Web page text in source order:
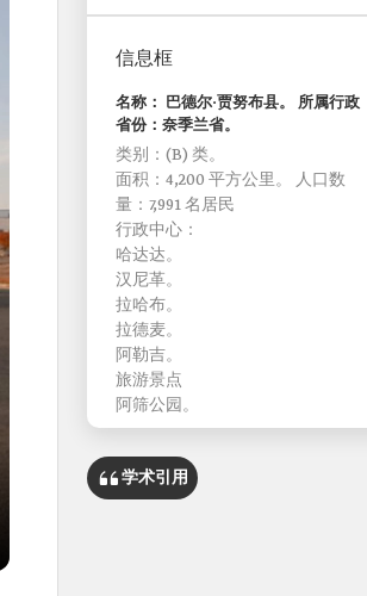
信息框
名称： 巴德尔·贾努布县。 所属行政
省份：奈季兰省。
类别：(B) 类。
面积：4,200 平方公里。 人口数
量：7,991 名居民
行政中心：
哈达达。
汉尼革。
拉哈布。
拉德麦。
阿勒吉。
旅游景点
阿筛公园。
学术引用